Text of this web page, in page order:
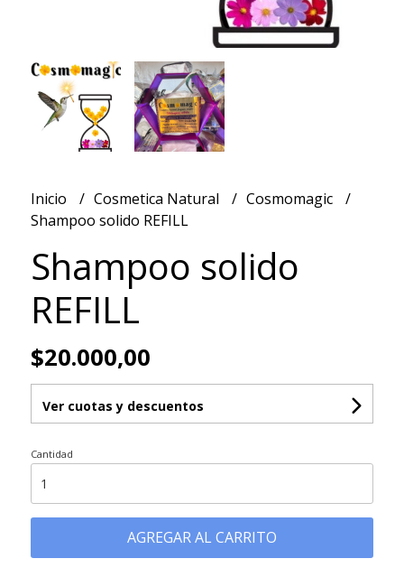
Inicio Cosmetica Natural
Cosmomagic
Shampoo solido REFILL
Shampoo solido
REFILL
$20.000,00
Ver cuotas y descuentos
Cantidad
AGREGAR AL CARRITO